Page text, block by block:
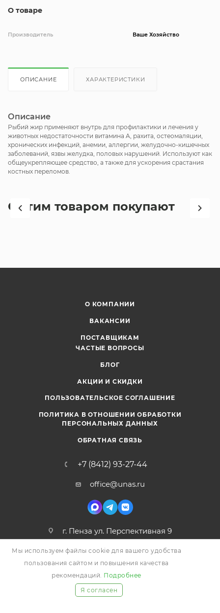
О товаре
Производитель Ваше Хозяйство
ОПИСАНИЕ ХАРАКТЕРИСТИКИ
Описание
Рыбий жир применяют внутрь для профилактики и лечения у
животных недостаточности витамина A, рахита, остеомаляции,
хронических инфекций, анемии, аллергии, желудочно-кишечных
заболеваний, язвы желудка, половых нарушений. Используют как
обще­укрепляющее средство, а также для ускорения срастания
костных переломов.
С этим товаром покупают
О КОМПАНИИ
ВАКАНСИИ
ПОСТАВЩИКАМ
ЧАСТЫЕ ВОПРОСЫ
БЛОГ
АКЦИИ И СКИДКИ
ПОЛЬЗОВАТЕЛЬСКОЕ СОГЛАШЕНИЕ
ПОЛИТИКА В ОТНОШЕНИИ ОБРАБОТКИ
ПЕРСОНАЛЬНЫХ ДАННЫХ
ОБРАТНАЯ СВЯЗЬ
+7 (8412) 93-27-44
office@unas.ru
г. Пенза ул. Перспективная 9
2026 © УНАС, Все права защищены
Мы используем файлы cookie для вашего удобства
пользования сайтом и повышения качества
рекомендаций. Подробнее
Я согласен